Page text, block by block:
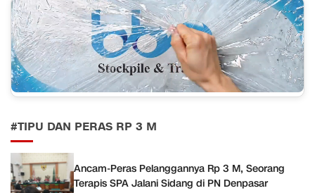
#TIPU DAN PERAS RP 3 M
Ancam-Peras Pelanggannya Rp 3 M, Seorang
Terapis SPA Jalani Sidang di PN Denpasar